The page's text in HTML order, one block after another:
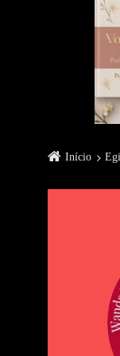
Início